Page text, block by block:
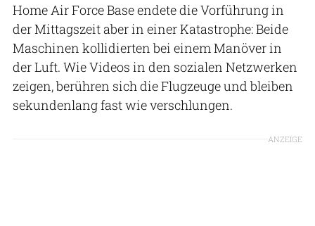
Home Air Force Base endete die Vorführung in
der Mittagszeit aber in einer Katastrophe: Beide
Maschinen kollidierten bei einem Manöver in
der Luft. Wie Videos in den sozialen Netzwerken
zeigen, berühren sich die Flugzeuge und bleiben
sekundenlang fast wie verschlungen.
ANZEIGE